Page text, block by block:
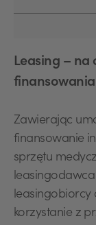
Leasing – na
finansowania
Zawierając
finansowanie
sprzętu
leasingobiorcy
korzystanie z